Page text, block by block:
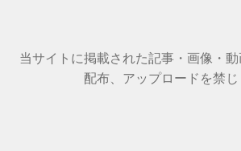
当サイトに掲載された記事・画像・
配布、アップロードを禁じ